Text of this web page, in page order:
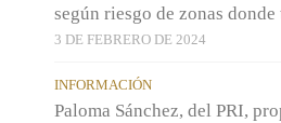
según riesgo de zonas
3 DE FEBRERO DE 2024
INFORMACIÓN
Paloma Sánchez, del PRI,